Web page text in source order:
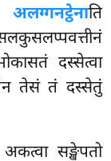
अलग्गनट्ठेनाति
दस्सेत्वा
तेसं तं दस्सेतुं
सङ्खेपतो